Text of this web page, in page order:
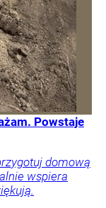
Powstaje
domową
wspiera